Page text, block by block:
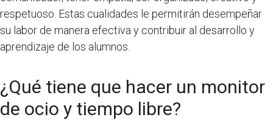
respetuoso. Estas cualidades le permitirán desempeñar
su labor de manera efectiva y contribuir al desarrollo y
aprendizaje de los alumnos.
¿Qué tiene que hacer un monitor
de ocio y tiempo libre?